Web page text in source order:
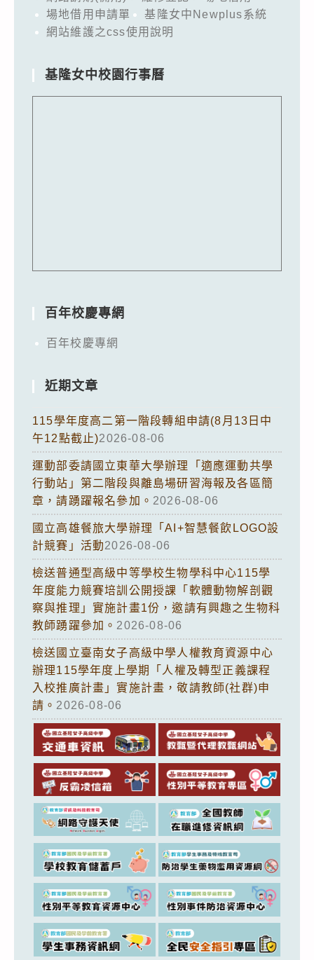
場地借用申請單
基隆女中Newplus系統
網站維護之css使用說明
基隆女中校園行事曆
百年校慶專網
百年校慶專網
近期文章
115學年度高二第一階段轉組申請(8月13日中
午12點截止)2026-08-06
運動部委請國立東華大學辦理「適應運動共學
行動站」第二階段與離島場研習海報及各區簡
章，請踴躍報名參加。 2026-08-06
國立高雄餐旅大學辦理「AI+智慧餐飲LOGO設
計競賽」活動2026-08-06
檢送普通型高級中等學校生物學科中心115學
年度能力競賽培訓公開授課「軟體動物解剖觀
察與推理」實施計畫1份，邀請有興趣之生物科
教師踴躍參加。 2026-08-06
檢送國立臺南女子高級中學人權教育資源中心
辦理115學年度上學期「人權及轉型正義課程
入校推廣計畫」實施計畫，敬請教師(社群)申
請。 2026-08-06